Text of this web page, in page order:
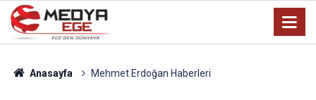
Anasayfa Mehmet Erdoğan Haberleri